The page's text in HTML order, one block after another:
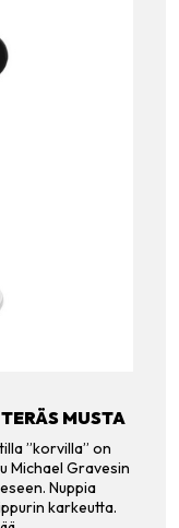
MUSTA
”korvilla” on
Michael Gravesin
Nuppia
karkeutta.